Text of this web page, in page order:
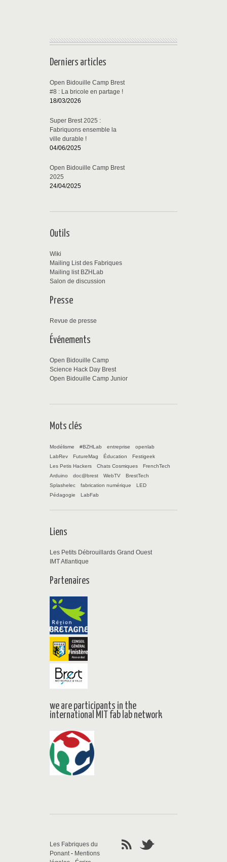
Derniers articles
Open Bidouille Camp Brest
#8 : La bricole en partage !
18/03/2026
Super Brest 2025 :
Fabriquons ensemble la
ville durable !
04/06/2025
Open Bidouille Camp Brest
2025
24/04/2025
Outils
Wiki
Mailing List des Fabriques
Mailing list BZHLab
Salon de discussion
Presse
Revue de presse
Événements
Open Bidouille Camp
Science Hack Day Brest
Open Bidouille Camp Junior
Mots clés
Modélisme #BZHLab entreprise
openlab
LabRev
FutureMag Éducation
Festigeek
Les Petis Hackers
Chats Cosmiques
FrenchTech
Arduino
doc@brest WebTV
BrestTech
Splashelec
fabrication numérique
LED
Pédagogie
LabFab
Liens
Les Petits Débrouillards Grand Ouest
IMT Atlantique
Partenaires
we are participants in the
international MIT fab lab network
Les Fabriques du
Ponant- Mentions